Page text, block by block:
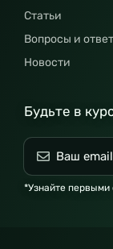
Статьи
Вопросы и
Новости
Будьте в
*Узнайте первыми